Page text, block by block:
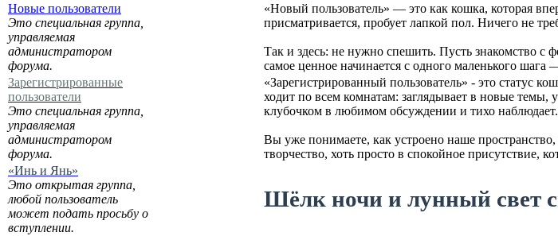
Новые пользователи
Это специальная группа,
управляемая
администратором
форума.
«Новый пользователь» — это как кошка, которая
присматривается, пробует лапкой пол. Ничего не
Так и здесь: не нужно спешить. Пусть знакомство
самое ценное начинается с одного маленького шага
Зарегистрированные
пользователи
Это специальная группа,
управляемая
администратором
форума.
«Зарегистрированный пользователь» - это статус
ходит по всем комнатам: заглядывает в новые темы,
клубочком в любимом обсуждении и тихо наблюдает.
Вы уже понимаете, как устроено наше
творчество, хоть просто в спокойное присутствие,
«Инь и Янь»
Это открытая группа,
любой пользователь
может подать просьбу о
вступлении.
Шёлк ночи и лунный свет